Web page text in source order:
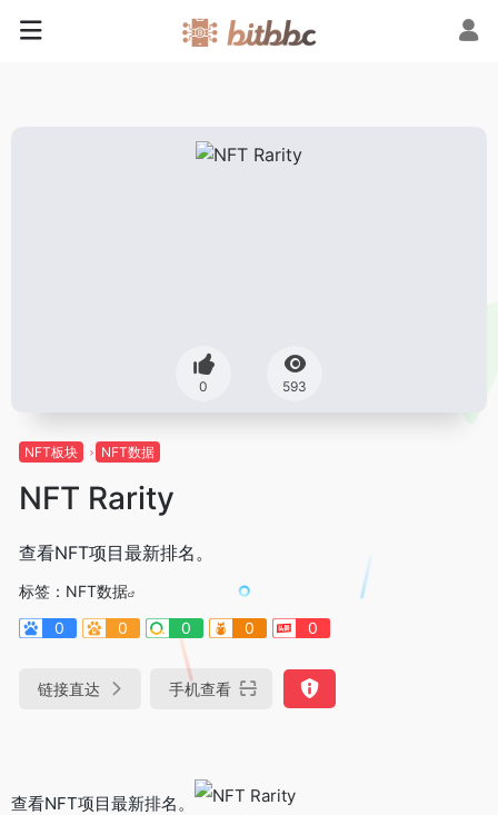
0 593
NFT板块 NFT数据
NFT Rarity
查看NFT项目最新排名。
标签： NFT数据
0
0 0 0 0
链接直达 手机查看
查看NFT项目最新排名。